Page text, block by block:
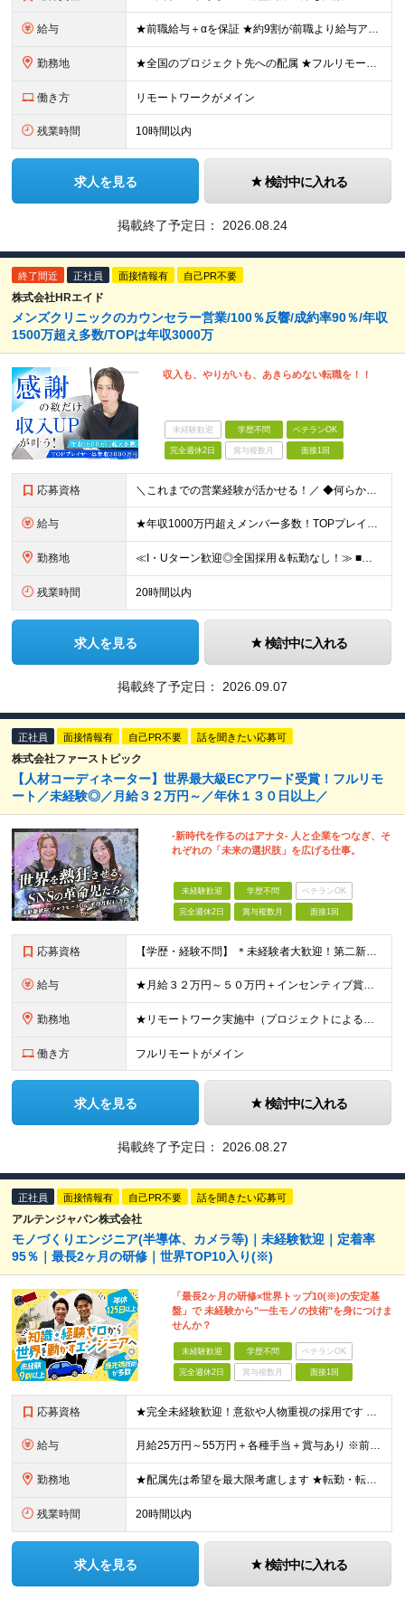
給与 ★前職給与＋αを保証 ★約9割が前職より給与アップを実現 月給40万円以上＋各種手当＋賞与 ＜9割が年収アップを実現＞ 入社されたエンジニアの9割が前職よりも給与アップをしています！ 残り1割は前
勤務地 ★全国のプロジェクト先への配属 ★フルリモートワーク案件あり ★転勤なし 勤務地はご希望を考慮し、決定します。 「自宅から近い場所が良い」といった要望もお聞かせください！ ＜配属エリア＞ ［東北］
働き方 リモートワークがメイン
残業時間 10時間以内
求人を見る 検討中に入れる
掲載終了予定日： 2026.08.24
終了間近 正社員 面接情報有 自己PR不要
株式会社HRエイド
メンズクリニックのカウンセラー営業/100％反響/成約率90％/年収
1500万超え多数/TOPは年収3000万
収入も、やりがいも、あきらめない転職を！！
未経験歓迎 学歴不問 ベテランOK
完全週休2日 賞与複数月 面接1回
応募資格 ＼これまでの営業経験が活かせる！／ ◆何らかの営業経験をお持ちの方 ◆学歴不問 ★以下ひとつでも当てはまる方はより歓迎します！ ・個人インセンティブで稼ぐ営業スタイルの経験がある方 ・個人向けの規開
給与 ★年収1000万円超えメンバー多数！TOPプレイヤーは年収3500万円！ ★営業メンバーの平均年収750万円 月50件(平均単価60万円)の契約で年収1000万円が可能。 年収2000万円以上も多数
勤務地 ≪I・Uターン歓迎◎全国採用＆転勤なし！≫ ■下記エリアにある病院やクリニックでの勤務となります。 ※ご自宅からクリニックへは直行直帰です ＼★マークのついている店舗で積極採用実施中！／ 【関東エリ
残業時間 20時間以内
求人を見る 検討中に入れる
掲載終了予定日： 2026.09.07
正社員 面接情報有 自己PR不要 話を聞きたい応募可
株式会社ファーストピック
【人材コーディネーター】世界最大級ECアワード受賞！フルリモ
ート／未経験◎／月給３２万円～／年休１３０日以上／
-新時代を作るのはアナタ- 人と企業をつなぎ、そ
れぞれの「未来の選択肢」を広げる仕事。
未経験歓迎 学歴不問 ベテランOK
完全週休2日 賞与複数月 面接1回
応募資格 【学歴・経験不問】 ＊未経験者大歓迎！第二新卒歓迎/充実研修/WEB面接可能＊ 「 営業ってなんとなく難しそう・・・ 」 「 AIとかSNSなんて分からない・・・ 」 という未経験の方でも安心して
給与 ★月給３２万円～５０万円＋インセンティブ賞与＋決算賞与★ （30時間の固定残業代、一律月54,750円を含む。超過分は支給） ※経験・スキルを考慮の上、決定 ※昇給：随時あり 【インセンティブについ
勤務地 ★リモートワーク実施中（プロジェクトによる） ※一部フルリモートあり 【本社】 東京都千代田区五番町4-8 日立五番町ビル 5F 【その他勤務先】 ・北海道札幌市中央区大通東 ・宮城県仙台市青葉区
働き方 フルリモートがメイン
求人を見る 検討中に入れる
掲載終了予定日： 2026.08.27
正社員 面接情報有 自己PR不要 話を聞きたい応募可
アルテンジャパン株式会社
モノづくりエンジニア(半導体、カメラ等)｜未経験歓迎｜定着率
95％｜最長2ヶ月の研修｜世界TOP10入り(※)
「最長2ヶ月の研修×世界トップ10(※)の安定基
盤」で 未経験から"一生モノの技術"を身につけま
せんか？
未経験歓迎 学歴不問 ベテランOK
完全週休2日 賞与複数月 面接1回
応募資格 ★完全未経験歓迎！意欲や人物重視の採用です ★文系・理系問わず歓迎いたします！ ■学歴不問 ■第二新卒歓迎 ■職種・業種・社会人未経験OK ■フリーター・社会人経験10年以上の方も歓迎 ■ブランク・
給与 月給25万円～55万円＋各種手当＋賞与あり ※前職の給与・経験・スキルなどを考慮のうえで決定します ※残業代は1分単位で全額支給します ※試用期間3ヶ月。その間の給与・待遇に差異はありません ★充実
勤務地 ★配属先は希望を最大限考慮します ★転勤・転居については相談可能です ★U・Iターン歓迎 全国の各プロジェクト先で募集します。 ＜プロジェクト先＞ ■北海道：千歳市 ■関東：埼玉県・千葉県・東京都
残業時間 20時間以内
求人を見る 検討中に入れる